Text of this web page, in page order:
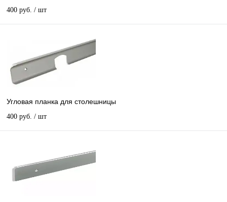
400 руб. / шт
Угловая планка для столешницы
400 руб. / шт